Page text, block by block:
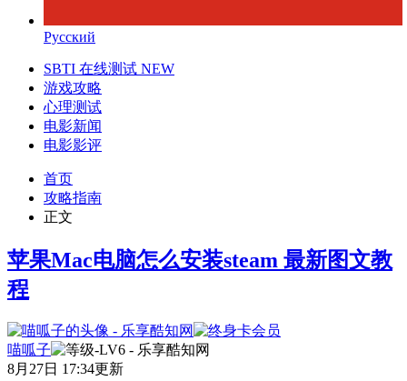
Русский
SBTI 在线测试 NEW
游戏攻略
心理测试
电影新闻
电影影评
首页
攻略指南
正文
苹果Mac电脑怎么安装steam 最新图文教
程
喵呱子
8月27日 17:34更新